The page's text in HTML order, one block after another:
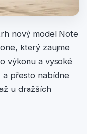
nový model Note
který zaujme
výkonu a vysoké
a přesto nabídne
u dražších